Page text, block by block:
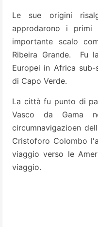
Le sue origini
approdarono i primi
importante scalo
Ribeira Grande. Fu
Europei in Africa
di Capo Verde.
La città fu punto di
Vasco da Gama
circumnavigazioen
Cristoforo Colombo
viaggio verso le
viaggio.